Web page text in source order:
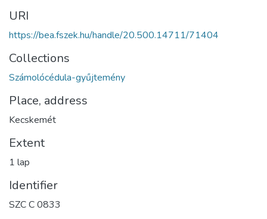
URI
https://bea.fszek.hu/handle/20.500.14711/71404
Collections
Számolócédula-gyűjtemény
Place, address
Kecskemét
Extent
1 lap
Identifier
SZC C 0833